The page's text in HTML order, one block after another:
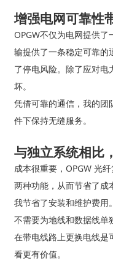
增强电网可靠性
OPGW不仅为电网提供
输提供了一条稳定可靠的
了停电风险。除了应对电
坏。
凭借可靠的通信，我的团
件下保持无缝服务。
与独立系统相比
成本很重要，OPGW 光
两种功能，从而节省了成
我节省了安装和维护费用
不需要为地线和数据线单
在带电线路上更换电线是
看更有价值。